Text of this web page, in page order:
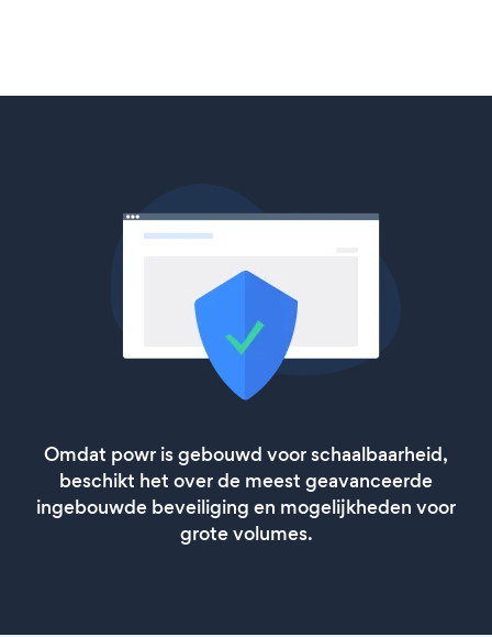
Omdat powr is gebouwd voor schaalbaarheid,
beschikt het over de meest geavanceerde
ingebouwde beveiliging en mogelijkheden voor
grote volumes.